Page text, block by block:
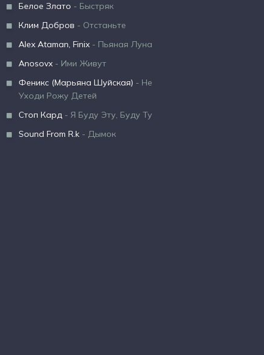
Белое Злато - Быстряк
Клим Добров - Отстаньте
Alex Ataman, Finix - Пьяная Луна
Anosovx - Ими Живут
Феникс (Марьяна Шуйская) - Не
Уходи Рожу Детей
Стоп Кард - Я Буду Эту, Буду Ту
Sound From R.k - Дымок